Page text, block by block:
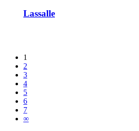
Lassalle
1
2
3
4
5
6
7
∞